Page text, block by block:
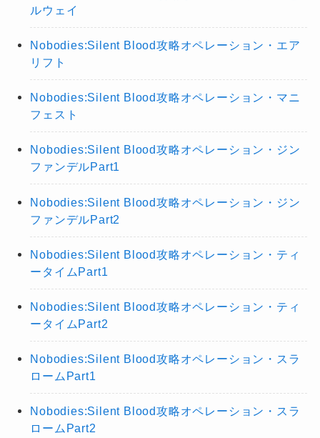
ルウェイ
Nobodies:Silent Blood攻略オペレーション・エア
リフト
Nobodies:Silent Blood攻略オペレーション・マニ
フェスト
Nobodies:Silent Blood攻略オペレーション・ジン
ファンデルPart1
Nobodies:Silent Blood攻略オペレーション・ジン
ファンデルPart2
Nobodies:Silent Blood攻略オペレーション・ティ
ータイムPart1
Nobodies:Silent Blood攻略オペレーション・ティ
ータイムPart2
Nobodies:Silent Blood攻略オペレーション・スラ
ロームPart1
Nobodies:Silent Blood攻略オペレーション・スラ
ロームPart2